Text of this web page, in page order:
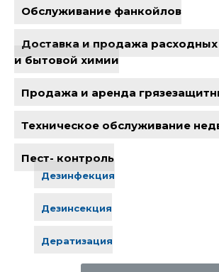
Обслуживание фанкойлов
Доставка и продажа
и бытовой химии
Продажа и аренда
Техническое обслуживание
Пест- контроль
Дезинфекция
Дезинсекция
Дератизация